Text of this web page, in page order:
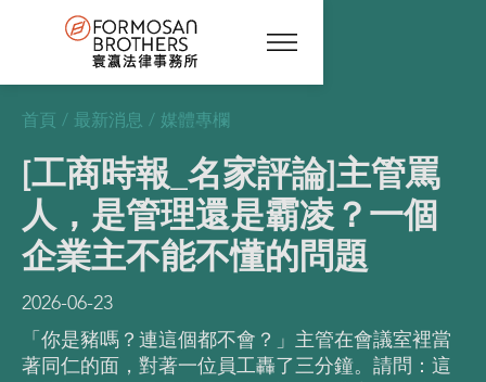
首頁 / 最新消息 / 媒體專欄
[工商時報_名家評論]主管罵
人，是管理還是霸凌？一個
企業主不能不懂的問題
2026-06-23
「你是豬嗎？連這個都不會？」主管在會議室裡當
著同仁的面，對著一位員工轟了三分鐘。請問：這